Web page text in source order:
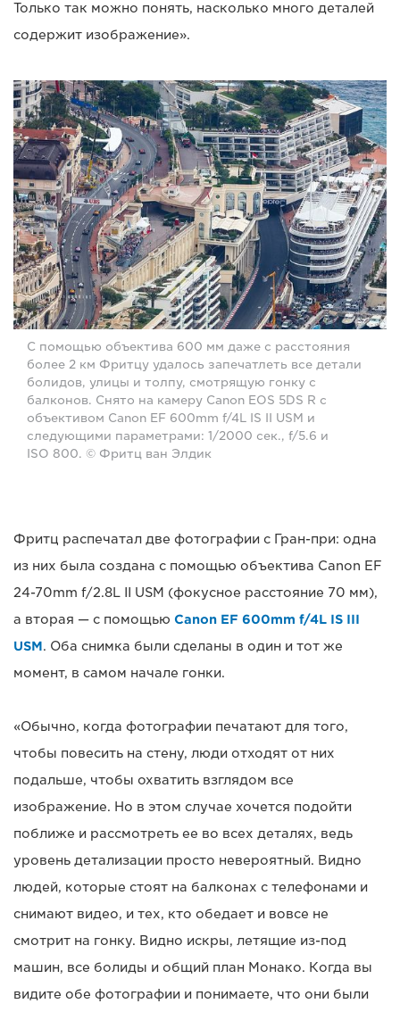
Только так можно понять, насколько много деталей
содержит изображение».
С помощью объектива 600 мм даже с расстояния
более 2 км Фритцу удалось запечатлеть все детали
болидов, улицы и толпу, смотрящую гонку с
балконов. Снято на камеру Canon EOS 5DS R с
объективом Canon EF 600mm f/4L IS II USM и
следующими параметрами: 1/2000 сек., f/5.6 и
ISO 800. © Фритц ван Элдик
Фритц распечатал две фотографии с Гран-при: одна
из них была создана с помощью объектива Canon EF
24-70mm f/2.8L II USM (фокусное расстояние 70 мм),
а вторая — с помощью Canon EF 600mm f/4L IS III
USM. Оба снимка были сделаны в один и тот же
момент, в самом начале гонки.
«Обычно, когда фотографии печатают для того,
чтобы повесить на стену, люди отходят от них
подальше, чтобы охватить взглядом все
изображение. Но в этом случае хочется подойти
поближе и рассмотреть ее во всех деталях, ведь
уровень детализации просто невероятный. Видно
людей, которые стоят на балконах с телефонами и
снимают видео, и тех, кто обедает и вовсе не
смотрит на гонку. Видно искры, летящие из-под
машин, все болиды и общий план Монако. Когда вы
видите обе фотографии и понимаете, что они были